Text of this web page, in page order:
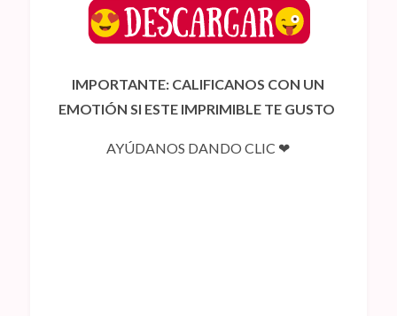
IMPORTANTE: CALIFICANOS CON UN
EMOTIÓN SI ESTE IMPRIMIBLE TE GUSTO
AYÚDANOS DANDO CLIC ❤